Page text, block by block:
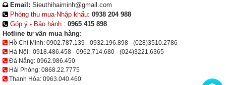
Email: Sieuthihaiminh@gmail.com
Phòng thu mua-Nhập khẩu: 0938 204 988
Góp ý - Bảo hành : 0965 415 898
Hotline tư vấn mua hàng:
Hồ Chí Minh: 0902.787.139 - 0932.196.898 - (028)3510.2786
Hà Nội: 0918.486.458 - 0962.714.680 - (024)3221.6365
Đà Nẵng: 0962.986.450
Hải Phòng: 0868.22.7775
Thanh Hóa: 0963.040.460